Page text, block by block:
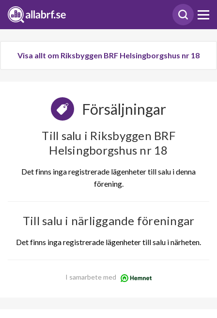
Visa allt om Riksbyggen BRF Helsingborgshus nr 18
Försäljningar
Till salu i Riksbyggen BRF
Helsingborgshus nr 18
Det finns inga registrerade lägenheter till salu i denna
förening.
Till salu i närliggande föreningar
Det finns inga registrerade lägenheter till salu i närheten.
I samarbete med